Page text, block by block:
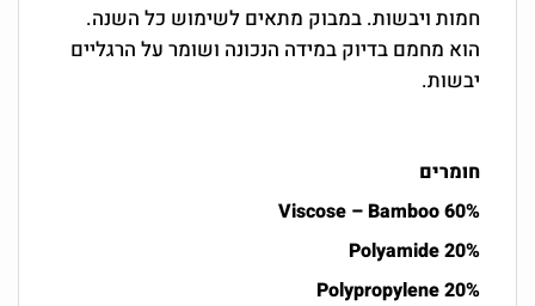
חמות ויבשות. במבוק מתאים לשימוש כל השנה.
הוא מחמם בדיוק במידה הנכונה ושומר על הרגליים
יבשות.
חומרים
Viscose – Bamboo 60%
20% Polyamide
20% Polypropylene